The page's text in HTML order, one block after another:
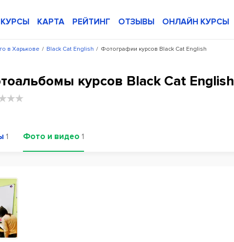
КУРСЫ КАРТА РЕЙТИНГ ОТЗЫВЫ ОНЛАЙН КУРСЫ
/
в Харькове /
Black Cat English Фотографии курсов Black Cat English
курсов Black Cat English
1 Фото и видео 1